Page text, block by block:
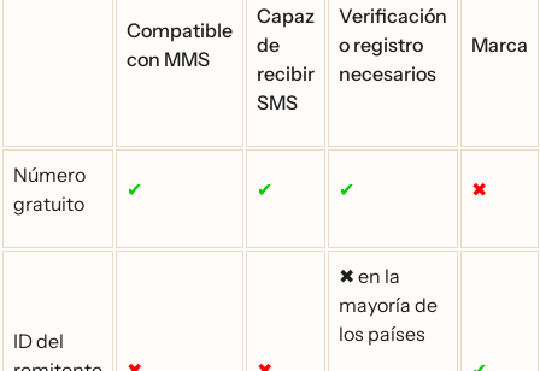
Compatible
con MMS
Capaz
de
recibir
SMS
Verificación
o registro
necesarios
Marca
Número
gratuito
✔ ✔ ✔ ✖
ID del
✖ en la
mayoría de
los países